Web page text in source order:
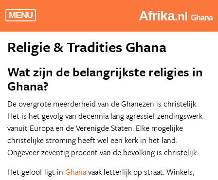
MENU Afrika.nl Ghana
Religie & Tradities Ghana
Wat zijn de belangrijkste religies in
Ghana?
De overgrote meerderheid van de Ghanezen is christelijk.
Het is het gevolg van decennia lang agressief zendingswerk
vanuit Europa en de Verenigde Staten. Elke mogelijke
christelijke stroming heeft wel een kerk in het land.
Ongeveer zeventig procent van de bevolking is christelijk.
Het geloof ligt in Ghanavaak letterlijk op straat. Winkels,